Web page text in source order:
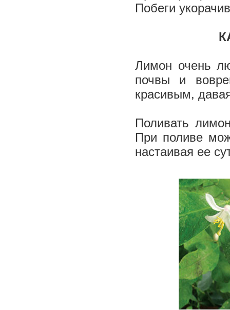
Побеги
Лимон очень
почвы и
красивым,
Поливать
При поливе
настаивая ее